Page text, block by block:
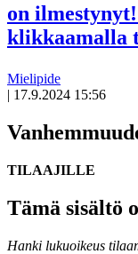
on
klikkaamalla
Mielipide
| 17.9.2024 15:56
TILAAJILLE
Tämä sisältö
Hanki lukuoikeus